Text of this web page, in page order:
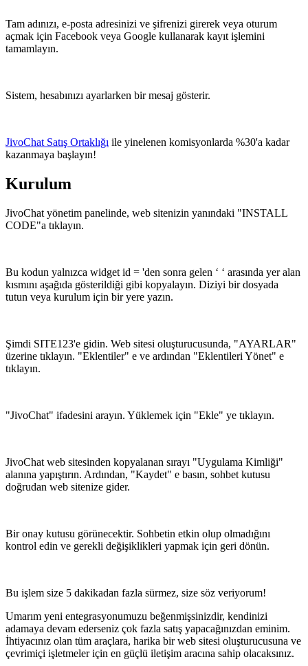
Tam adınızı, e-posta adresinizi ve şifrenizi girerek veya oturum
açmak için Facebook veya Google kullanarak kayıt işlemini
tamamlayın.
Sistem, hesabınızı ayarlarken bir mesaj gösterir.
JivoChat Satış Ortaklığı ile yinelenen komisyonlarda %30'a kadar
kazanmaya başlayın!
Kurulum
JivoChat yönetim panelinde, web sitenizin yanındaki "INSTALL
CODE"a tıklayın.
Bu kodun yalnızca widget id = 'den sonra gelen ‘ ‘ arasında yer alan
kısmını aşağıda gösterildiği gibi kopyalayın. Diziyi bir dosyada
tutun veya kurulum için bir yere yazın.
Şimdi SITE123'e gidin. Web sitesi oluşturucusunda, "AYARLAR"
üzerine tıklayın. "Eklentiler" e ve ardından "Eklentileri Yönet" e
tıklayın.
"JivoChat" ifadesini arayın. Yüklemek için "Ekle" ye tıklayın.
JivoChat web sitesinden kopyalanan sırayı "Uygulama Kimliği"
alanına yapıştırın. Ardından, "Kaydet" e basın, sohbet kutusu
doğrudan web sitenize gider.
Bir onay kutusu görünecektir. Sohbetin etkin olup olmadığını
kontrol edin ve gerekli değişiklikleri yapmak için geri dönün.
Bu işlem size 5 dakikadan fazla sürmez, size söz veriyorum!
Umarım yeni entegrasyonumuzu beğenmişsinizdir, kendinizi
adamaya devam ederseniz çok fazla satış yapacağınızdan eminim.
İhtiyacınız olan tüm araçlara, harika bir web sitesi oluşturucusuna ve
çevrimiçi işletmeler için en güçlü iletişim aracına sahip olacaksınız.